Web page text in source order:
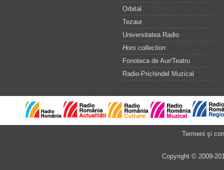
Orbital
Tezaur
Universitatea Radio
Hors collection
Fonoteca de Aur/Teatru
Radio-Prichindel Muzical
Termeni şi
Copyright © 2009-